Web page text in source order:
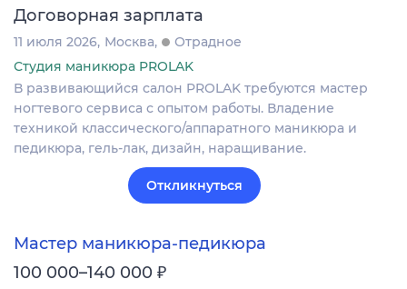
Договорная зарплата
11 июля 2026 Москва
Отрадное
Студия маникюра PROLAK
В развивающийся салон PROLAK требуются мастер
ногтевого сервиса с опытом работы. Владение
техникой классического/аппаратного маникюра и
педикюра, гель-лак, дизайн, наращивание.
Откликнуться
Мастер маникюра-педикюра
100 000–140 000 ₽